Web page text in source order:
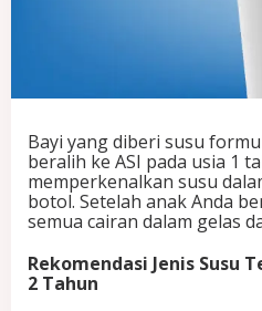
u
A
n
a
k
U
s
a
Bayi yang diberi susu
beralih ke ASI pada usia 1
memperkenalkan susu
botol. Setelah anak Anda
semua cairan dalam gelas
Rekomendasi Jenis Susu
2 Tahun